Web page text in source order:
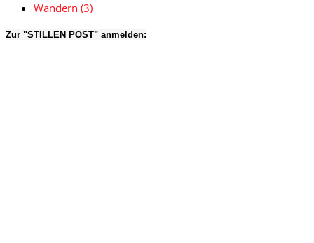
Wandern (3)
Zur "STILLEN POST" anmelden: